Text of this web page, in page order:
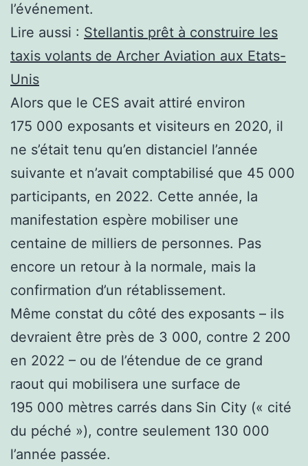
l’événement.
Lire aussi : Stellantis prêt à construire les
taxis volants de Archer Aviation aux Etats-
Unis
Alors que le CES avait attiré environ
175 000 exposants et visiteurs en 2020, il
ne s’était tenu qu’en distanciel l’année
suivante et n’avait comptabilisé que 45 000
participants, en 2022. Cette année, la
manifestation espère mobiliser une
centaine de milliers de personnes. Pas
encore un retour à la normale, mais la
confirmation d’un rétablissement.
Même constat du côté des exposants – ils
devraient être près de 3 000, contre 2 200
en 2022 – ou de l’étendue de ce grand
raout qui mobilisera une surface de
195 000 mètres carrés dans Sin City (« cité
du péché »), contre seulement 130 000
l’année passée.